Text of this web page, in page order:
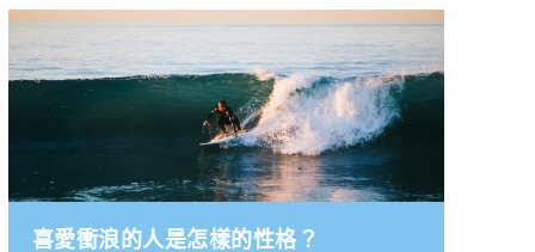
喜愛衝浪的人是怎樣的性格？